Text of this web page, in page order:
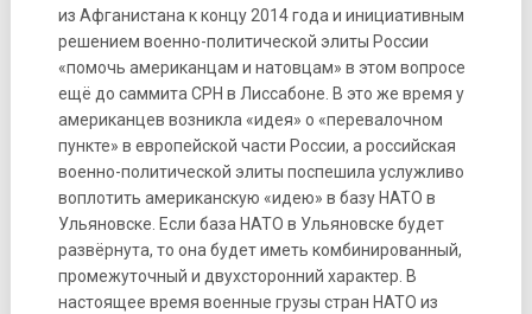
из Афганистана к концу 2014 года и инициативным
решением военно-политической элиты России
«помочь американцам и натовцам» в этом вопросе
ещё до саммита СРН в Лиссабоне. В это же время у
американцев возникла «идея» о «перевалочном
пункте» в европейской части России, а российская
военно-политической элиты поспешила услужливо
воплотить американскую «идею» в базу НАТО в
Ульяновске. Если база НАТО в Ульяновске будет
развёрнута, то она будет иметь комбинированный,
промежуточный и двухсторонний характер. В
настоящее время военные грузы стран НАТО из